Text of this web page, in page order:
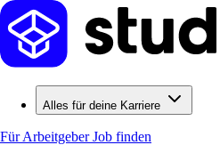
Alles für deine Karriere
Für ArbeitgeberJob finden